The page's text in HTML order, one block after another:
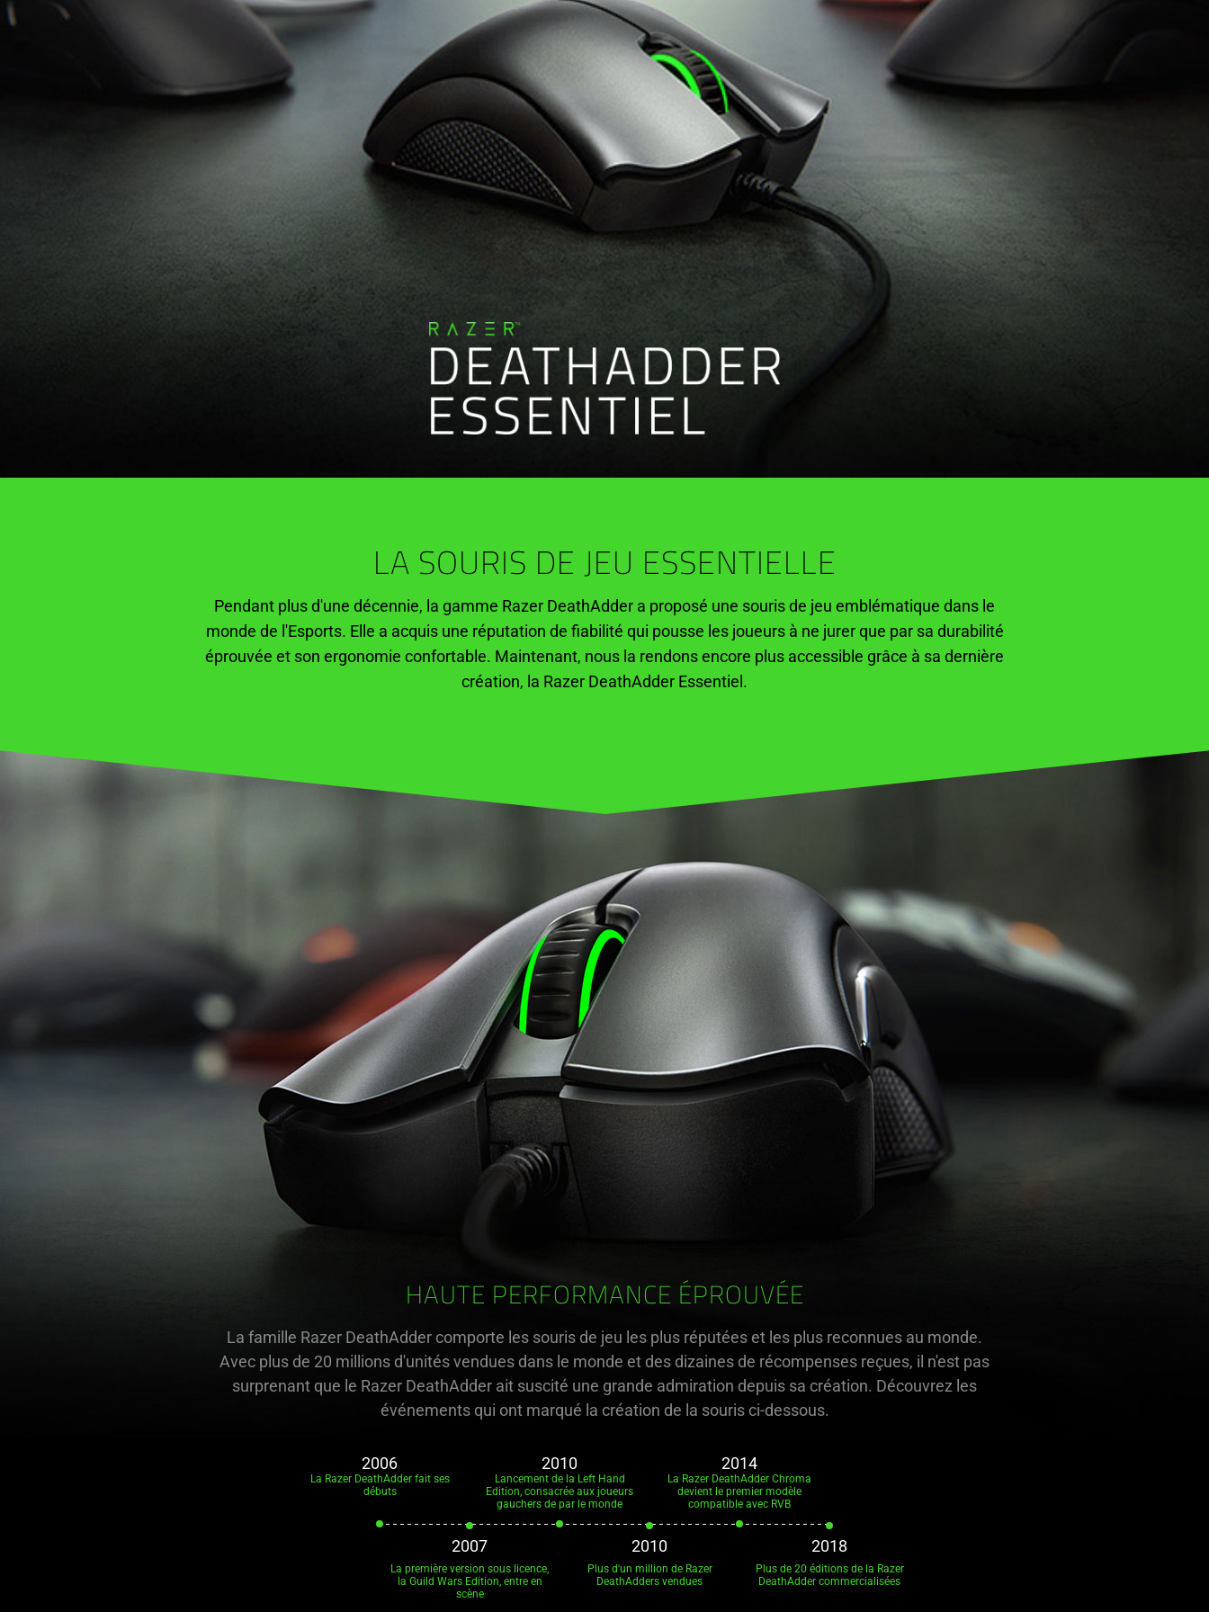
LA SOURIS DE JEU ESSENTIELLE
Pendant plus d'une décennie, la gamme Razer DeathAdder a proposé une souris de jeu emblématique dans le
monde de l'Esports. Elle a acquis une réputation de fiabilité qui pousse les joueurs à ne jurer que par sa durabilité
éprouvée et son ergonomie confortable. Maintenant, nous la rendons encore plus accessible grâce à sa dernière
création, la Razer DeathAdder Essentiel.
HAUTE PERFORMANCE ÉPROUVÉE
La famille Razer DeathAdder comporte les souris de jeu les plus réputées et les plus reconnues au monde.
Avec plus de 20 millions d'unités vendues dans le monde et des dizaines de récompenses reçues, il n'est pas
surprenant que le Razer DeathAdder ait suscité une grande admiration depuis sa création. Découvrez les
événements qui ont marqué la création de la souris ci-dessous.
2006
La Razer DeathAdder fait ses
débuts
2010
Lancement de la Left Hand
Edition, consacrée aux joueurs
gauchers de par le monde
2014
La Razer DeathAdder Chroma
devient le premier modèle
compatible avec RVB
2007
La première version sous licence,
la Guild Wars Edition, entre en
scène
2010
Plus d'un million de Razer
DeathAdders vendues
2018
Plus de 20 éditions de la Razer
DeathAdder commercialisées